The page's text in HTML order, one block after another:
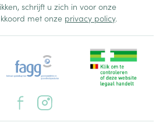
schrijft u zich in voor onze
met onze privacy policy.